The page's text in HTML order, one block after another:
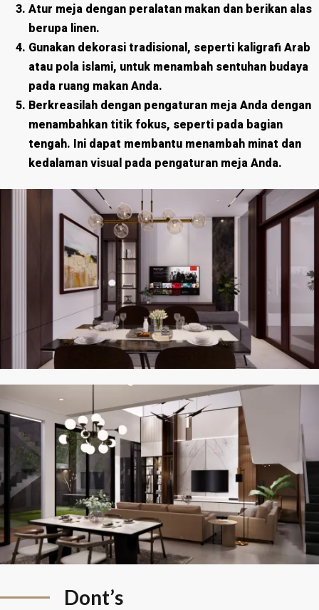
Atur meja dengan peralatan makan dan berikan alas
berupa linen.
Gunakan dekorasi tradisional, seperti kaligrafi Arab
atau pola islami, untuk menambah sentuhan budaya
pada ruang makan Anda.
Berkreasilah dengan pengaturan meja Anda dengan
menambahkan titik fokus, seperti pada bagian
tengah. Ini dapat membantu menambah minat dan
kedalaman visual pada pengaturan meja Anda.
Dont’s